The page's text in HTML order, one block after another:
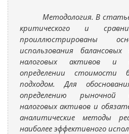
Методология. В
критического и
проиллюстрированы
использования
налоговых активов и
определении стоимости
подходом. Для
определению
налоговых активов и
аналитические методы
наиболее эффективного